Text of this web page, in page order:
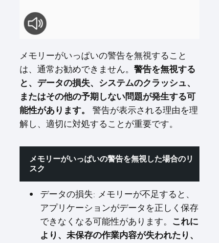
メモリーがいっぱいの警告を無視すること
は、通常お勧めできません。 警告を無視する
と、データの損失、システムのクラッシュ、
またはその他の予期しない問題が発生する可
能性があります。
警告が表示される理由を理
解し、適切に対処することが重要です。
メモリーがいっぱいの警告を無視した場合のリ
スク
データの損失: メモリーが不足すると、
アプリケーションがデータを正しく保存
できなくなる可能性があります。
これに
より、未保存の作業内容が失われたり、